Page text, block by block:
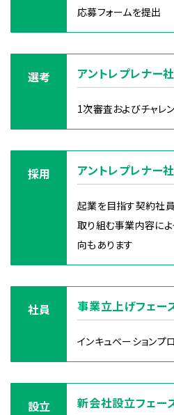
応募フォームを提出
選考 アントレプレナー
1次審査およびチャレ
採用 アントレプレナー
起業を目指す契約社員
取り組む事業内容に
向もあります
社員 事業立上げフェー
インキュベーションプ
設立 新会社設立フェー